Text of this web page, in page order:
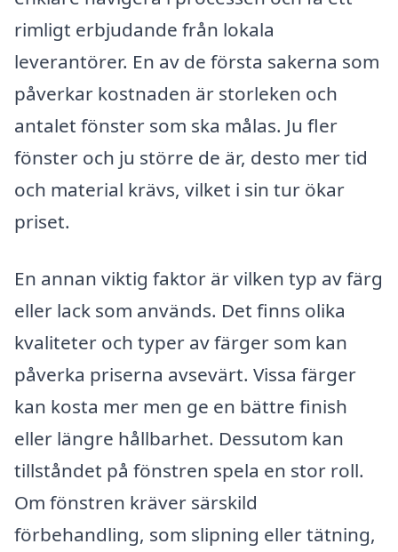
rimligt erbjudande från lokala
leverantörer. En av de första sakerna som
påverkar kostnaden är storleken och
antalet fönster som ska målas. Ju fler
fönster och ju större de är, desto mer tid
och material krävs, vilket i sin tur ökar
priset.
En annan viktig faktor är vilken typ av färg
eller lack som används. Det finns olika
kvaliteter och typer av färger som kan
påverka priserna avsevärt. Vissa färger
kan kosta mer men ge en bättre finish
eller längre hållbarhet. Dessutom kan
tillståndet på fönstren spela en stor roll.
Om fönstren kräver särskild
förbehandling, som slipning eller tätning,